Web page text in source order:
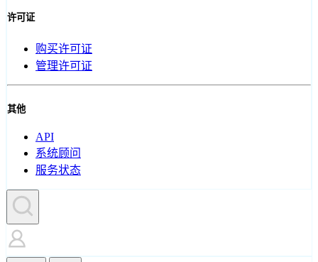
许可证
购买许可证
管理许可证
其他
API
系统顾问
服务状态